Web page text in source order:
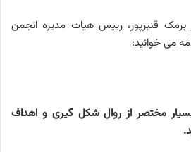
قنبرپور، رییس هیات مدیره انجمن
می خوانید:
بسیار مختصر از روال شکل گیری و اهداف